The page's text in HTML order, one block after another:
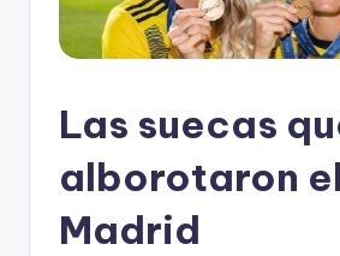
Las suecas
alborotaron
Madrid